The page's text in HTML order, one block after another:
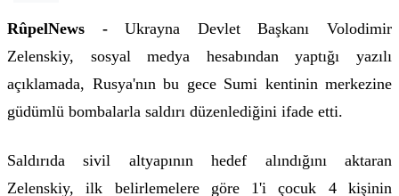
RûpelNews -
Ukrayna Devlet Başkanı Volodimir
Zelenskiy, sosyal medya hesabından yaptığı yazılı
açıklamada, Rusya'nın bu gece Sumi kentinin merkezine
güdümlü bombalarla saldırı düzenlediğini ifade etti.
Saldırıda sivil altyapının hedef alındığını aktaran
Zelenskiy, ilk belirlemelere göre 1'i çocuk 4 kişinin